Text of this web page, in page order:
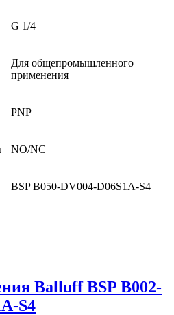
G 1/4
Для общепромышленного
применения
PNP
NO/NC
BSP B050-DV004-D06S1A-S4
Balluff BSP B002-
S4